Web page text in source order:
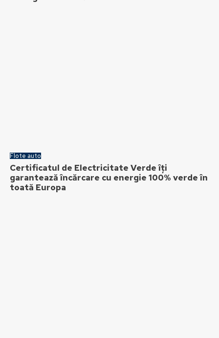
Flote auto
Certificatul de Electricitate Verde îți
garantează încărcare cu energie 100% verde în
toată Europa